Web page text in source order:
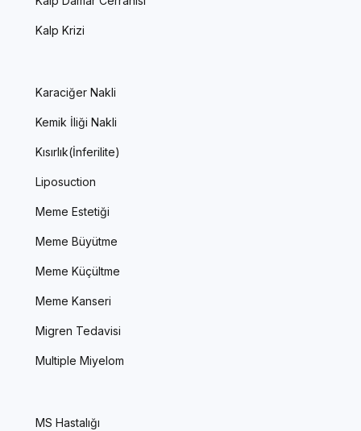
Kalp Krizi
Karaciğer Nakli
Kemik İliği Nakli
Kısırlık(İnferilite)
Liposuction
Meme Estetiği
Meme Büyütme
Meme Küçültme
Meme Kanseri
Migren Tedavisi
Multiple Miyelom
MS Hastalığı